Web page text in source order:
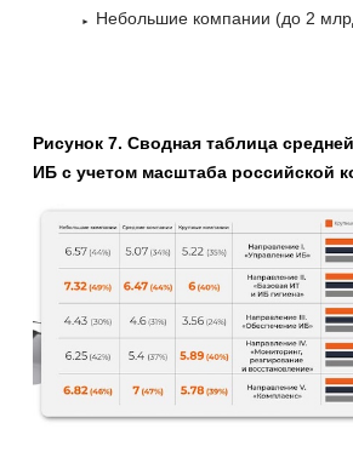
Небольшие компании (до 2
Рисунок 7. Сводная таблица
ИБ с учетом масштаба российской